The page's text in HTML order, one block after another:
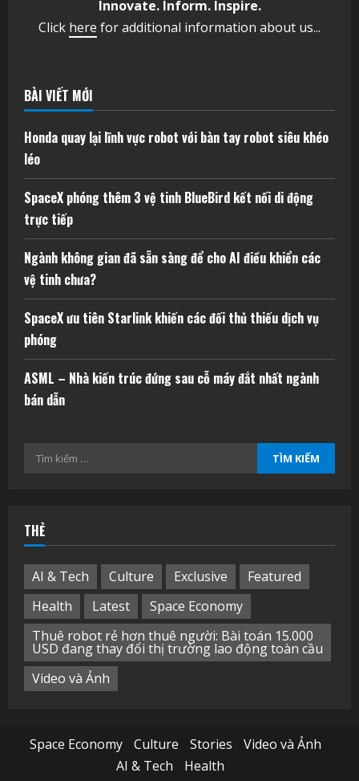
Innovate. Inform. Inspire.
Click here for additional information about us...
BÀI VIẾT MỚI
Honda quay lại lĩnh vực robot với bàn tay robot siêu khéo
léo
SpaceX phóng thêm 3 vệ tinh BlueBird kết nối di động
trực tiếp
Ngành không gian đã sẵn sàng để cho AI điều khiển các
vệ tinh chưa?
SpaceX ưu tiên Starlink khiến các đối thủ thiếu dịch vụ
phóng
ASML – Nhà kiến trúc đứng sau cỗ máy đắt nhất ngành
bán dẫn
Tìm
THẺ
AI & Tech Culture Exclusive
Featured
Health
Latest
Space Economy
Thuê robot rẻ hơn thuê người: Bài toán 15.000
USD đang thay đổi thị trường lao động toàn cầu
Video và Ảnh
Space Economy Culture Stories
Video và Ảnh
AI & Tech
Health